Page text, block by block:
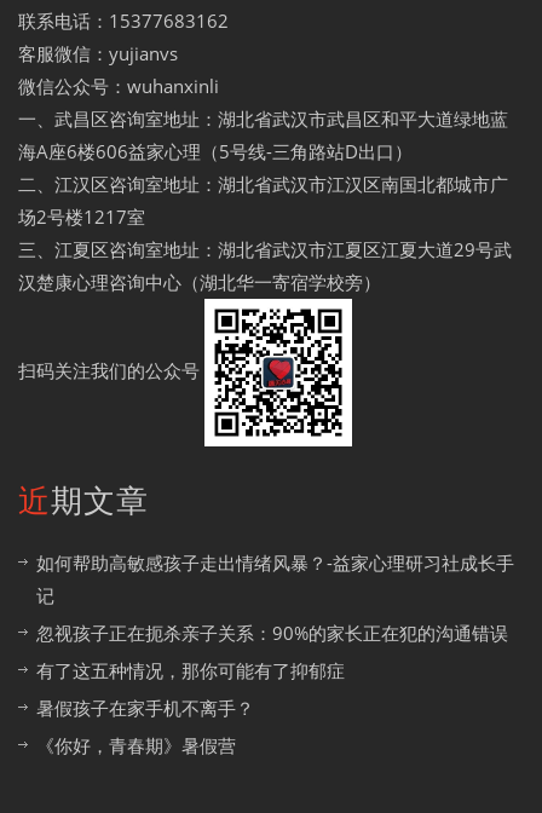
联系电话：15377683162
客服微信：yujianvs
微信公众号：wuhanxinli
一、武昌区咨询室地址：湖北省武汉市武昌区和平大道绿地蓝
海A座6楼606益家心理（5号线-三角路站D出口）
二、江汉区咨询室地址：湖北省武汉市江汉区南国北都城市广
场2号楼1217室
三、江夏区咨询室地址：湖北省武汉市江夏区江夏大道29号武
汉楚康心理咨询中心（湖北华一寄宿学校旁）
扫码关注我们的公众号
近期文章
如何帮助高敏感孩子走出情绪风暴？-益家心理研习社成长手
记
忽视孩子正在扼杀亲子关系：90%的家长正在犯的沟通错误
有了这五种情况，那你可能有了抑郁症
暑假孩子在家手机不离手？
《你好，青春期》暑假营